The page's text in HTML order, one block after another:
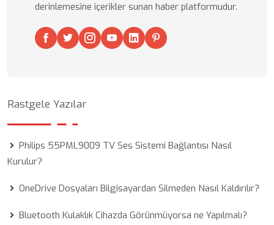
derinlemesine içerikler sunan haber platformudur.
Rastgele Yazılar
Philips 55PML9009 TV Ses Sistemi Bağlantısı Nasıl
Kurulur?
OneDrive Dosyaları Bilgisayardan Silmeden Nasıl Kaldırılır?
Bluetooth Kulaklık Cihazda Görünmüyorsa ne Yapılmalı?